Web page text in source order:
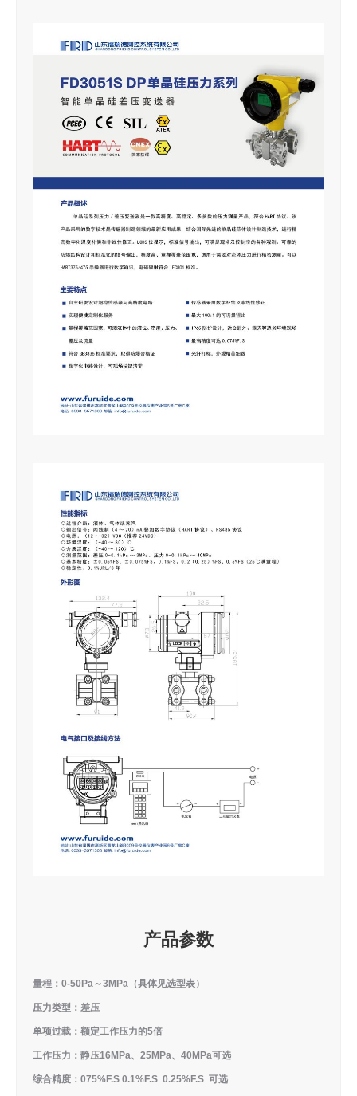
产品参数
量程：0-50Pa～3MPa（具体见选型表）
压力类型：差压
单项过载：额定工作压力的5倍
工作压力：静压16MPa、25MPa、40MPa可选
综合精度：075%F.S 0.1%F.S 0.25%F.S 可选